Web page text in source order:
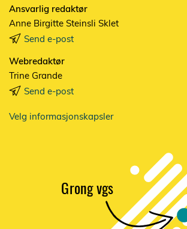
Ansvarlig redaktør
Anne Birgitte Steinsli Sklet
Send e-post
Webredaktør
Trine Grande
Send e-post
Velg informasjonskapsler
Grong vgs